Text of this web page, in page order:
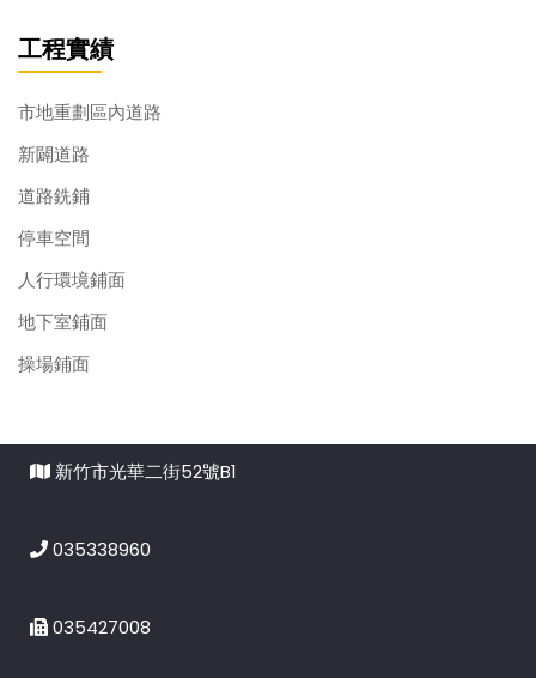
工程實績
市地重劃區內道路
新闢道路
道路銑鋪
停車空間
人行環境鋪面
地下室鋪面
操場鋪面
新竹市光華二街52號B1
035338960
035427008